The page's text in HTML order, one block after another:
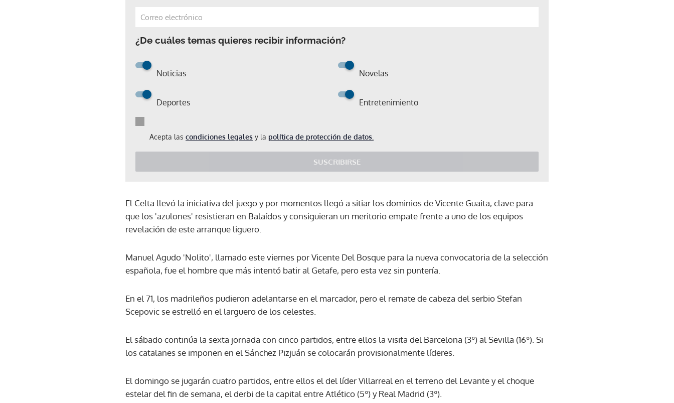
¿De cuáles temas quieres recibir información?
Noticias Novelas
Deportes Entretenimiento
Acepta las condiciones legales y la política de protección de datos.
SUSCRIBIRSE
Gracias por suscribirte a nuestro boletín.
ACEPTAR
El Celta llevó la iniciativa del juego y por momentos llegó a sitiar los dominios de Vicente Guaita, clave para
que los 'azulones' resistieran en Balaídos y consiguieran un meritorio empate frente a uno de los equipos
revelación de este arranque liguero.
Manuel Agudo 'Nolito', llamado este viernes por Vicente Del Bosque para la nueva convocatoria de la selección
española, fue el hombre que más intentó batir al Getafe, pero esta vez sin puntería.
En el 71, los madrileños pudieron adelantarse en el marcador, pero el remate de cabeza del serbio Stefan
Scepovic se estrelló en el larguero de los celestes.
El sábado continúa la sexta jornada con cinco partidos, entre ellos la visita del Barcelona (3º) al Sevilla (16º). Si
los catalanes se imponen en el Sánchez Pizjuán se colocarán provisionalmente líderes.
El domingo se jugarán cuatro partidos, entre ellos el del líder Villarreal en el terreno del Levante y el choque
estelar del fin de semana, el derbi de la capital entre Atlético (5º) y Real Madrid (3º).